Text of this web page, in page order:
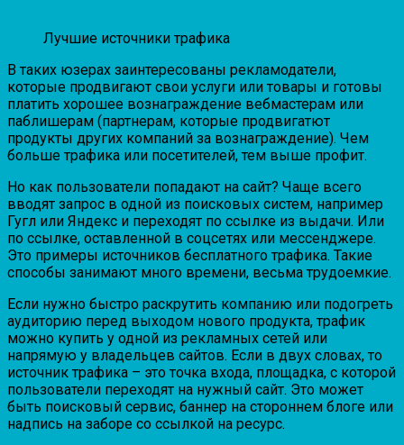
Лучшие источники трафика
В таких юзерах заинтересованы рекламодатели,
которые продвигают свои услуги или товары и готовы
платить хорошее вознаграждение вебмастерам или
паблишерам (партнерам, которые продвигатют
продукты других компаний за вознаграждение). Чем
больше трафика или посетителей, тем выше профит.
Но как пользователи попадают на сайт? Чаще всего
вводят запрос в одной из поисковых систем, например
Гугл или Яндекс и переходят по ссылке из выдачи. Или
по ссылке, оставленной в соцсетях или мессенджере.
Это примеры источников бесплатного трафика. Такие
способы занимают много времени, весьма трудоемкие.
Если нужно быстро раскрутить компанию или подогреть
аудиторию перед выходом нового продукта, трафик
можно купить у одной из рекламных сетей или
напрямую у владельцев сайтов. Если в двух словах, то
источник трафика – это точка входа, площадка, с которой
пользователи переходят на нужный сайт. Это может
быть поисковый сервис, баннер на стороннем блоге или
надпись на заборе со ссылкой на ресурс.